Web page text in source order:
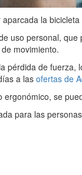
la
uso personal,
movimiento.
de
a las ofertas de
se
para las